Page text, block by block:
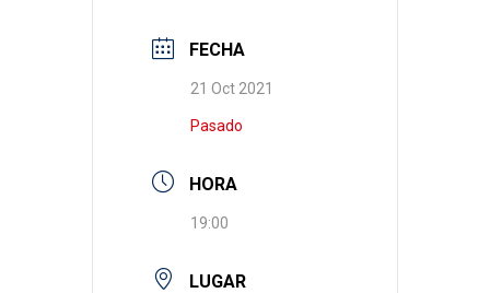
FECHA
21 Oct 2021
Pasado
HORA
19:00
LUGAR